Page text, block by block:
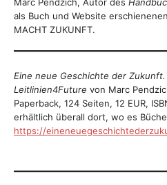
Marc Pendzich, Autor des
als Buch und Website
MACHT ZUKUNFT.
Eine neue Geschichte der Zukunft.
Leitlinien4Future von Marc
Paperback, 124 Seiten, 12 EUR,
erhältlich überall dort, wo es
https://